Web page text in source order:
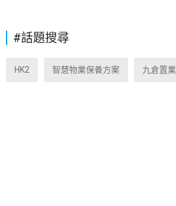
#話題搜尋
HK2 智慧物業保養方案 九倉置業